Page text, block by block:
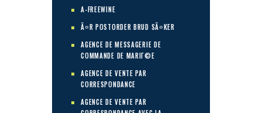
A-FREEWINE
Ã¤R POSTORDER BRUD SÃ¤KER
AGENCE DE MESSAGERIE DE
COMMANDE DE MARIГ©E
AGENCE DE VENTE PAR
CORRESPONDANCE
AGENCE DE VENTE PAR